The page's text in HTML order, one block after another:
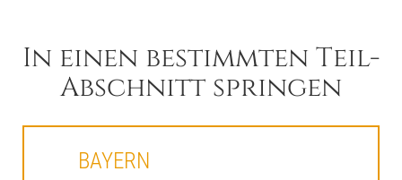
In einen bestimmten Teil-
Abschnitt springen
BAYERN